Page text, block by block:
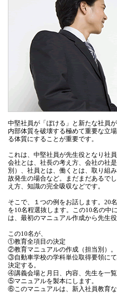
中堅社員が「ぼける」と新たな社員
内部体質を破壊する極めて重要な立
る体質にすることが重要です。
これは、中堅社員が先生役となり社
会社とは、社長の考え方、会社の社
別）、社員とは、働くとは、取り組
故発生の場合など。まだまだあるで
え方、知識の完全吸収などです。
そこで、１つの例をお話します。20
を10名程選抜します。この10名の中
は、最初のマニュアル作成から先生役
この10名が、
①教育全項目の決定
②教育マニュアルの作成（担当別）。
③自動車学校の学科単位取得要領に
決定する。
④講義会場と月日、内容、先生を一覧
⑤マニュアルを製本にします。
⑥このマニュアルは、新入社員教育な